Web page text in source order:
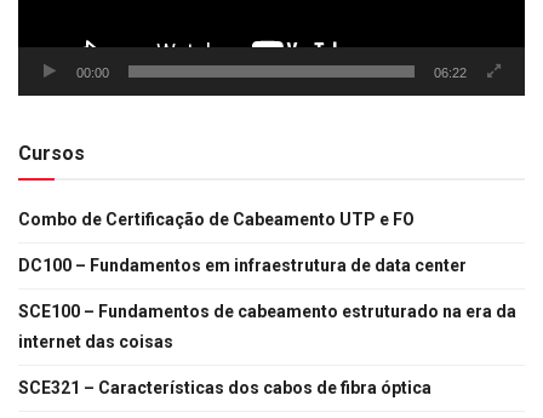
00:00 06:22
Cursos
Combo de Certificação de Cabeamento UTP e FO
DC100 – Fundamentos em infraestrutura de data center
SCE100 – Fundamentos de cabeamento estruturado na era da
internet das coisas
SCE321 – Características dos cabos de fibra óptica